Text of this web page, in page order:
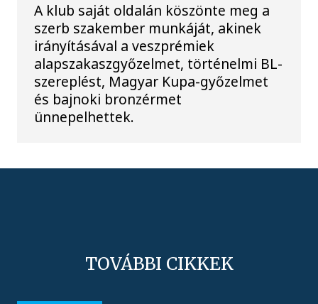
A klub saját oldalán köszönte meg a
szerb szakember munkáját, akinek
irányításával a veszprémiek
alapszakaszgyőzelmet, történelmi BL-
szereplést, Magyar Kupa-győzelmet
és bajnoki bronzérmet
ünnepelhettek.
TOVÁBBI CIKKEK